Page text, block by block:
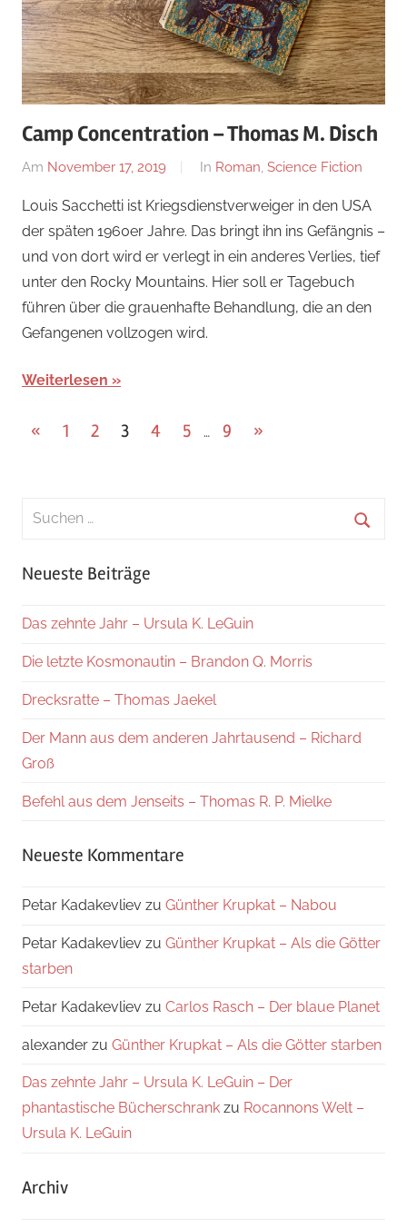
Camp Concentration – Thomas M. Disch
Am November 17, 2019
Von
In Roman, Science Fiction
Louis Sacchetti ist Kriegsdienstverweiger in den USA
der späten 1960er Jahre. Das bringt ihn ins Gefängnis –
und von dort wird er verlegt in ein anderes Verlies, tief
unter den Rocky Mountains. Hier soll er Tagebuch
führen über die grauenhafte Behandlung, die an den
Gefangenen vollzogen wird.
Weiterlesen
Seitennummerierung
« Vorherige
1 2 3 4 5 … 9
Nächste
»
Suchen
Neueste Beiträge
Das zehnte Jahr – Ursula K. LeGuin
Die letzte Kosmonautin – Brandon Q. Morris
Drecksratte – Thomas Jaekel
Der Mann aus dem anderen Jahrtausend – Richard
Groß
Befehl aus dem Jenseits – Thomas R. P. Mielke
Neueste Kommentare
Petar Kadakevliev zu Günther Krupkat – Nabou
Petar Kadakevliev zu Günther Krupkat – Als die Götter
starben
Petar Kadakevliev zu Carlos Rasch – Der blaue Planet
alexander zu Günther Krupkat – Als die Götter starben
Das zehnte Jahr – Ursula K. LeGuin – Der
phantastische Bücherschrank zu Rocannons Welt –
Ursula K. LeGuin
Archiv